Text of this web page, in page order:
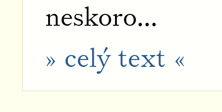
neskoro…
» celý text «